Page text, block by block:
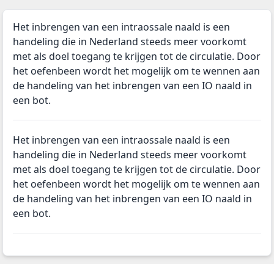
Het inbrengen van een intraossale naald is een
handeling die in Nederland steeds meer voorkomt
met als doel toegang te krijgen tot de circulatie. Door
het oefenbeen wordt het mogelijk om te wennen aan
de handeling van het inbrengen van een IO naald in
een bot.
Het inbrengen van een intraossale naald is een
handeling die in Nederland steeds meer voorkomt
met als doel toegang te krijgen tot de circulatie. Door
het oefenbeen wordt het mogelijk om te wennen aan
de handeling van het inbrengen van een IO naald in
een bot.